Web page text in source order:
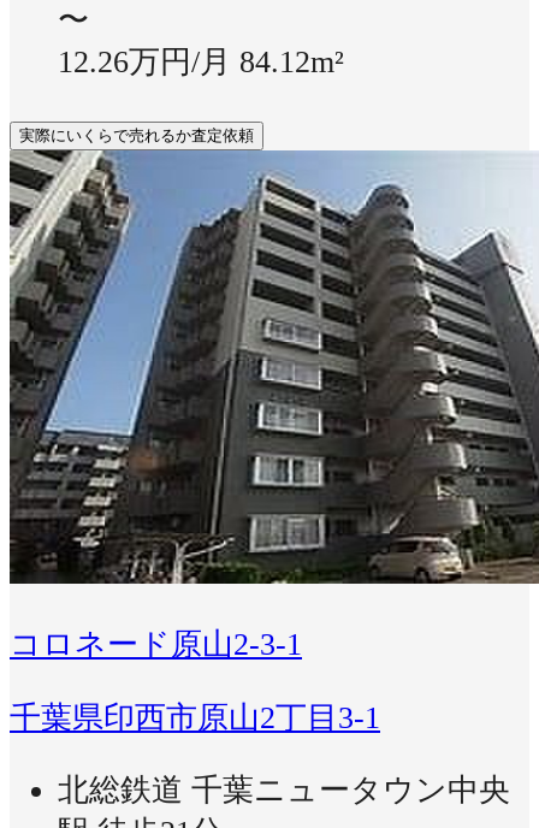
〜
12.26万円/月 84.12m²
実際にいくらで売れるか査定依頼
コロネード原山2-3-1
千葉県印西市原山2丁目3-1
北総鉄道 千葉ニュータウン中央